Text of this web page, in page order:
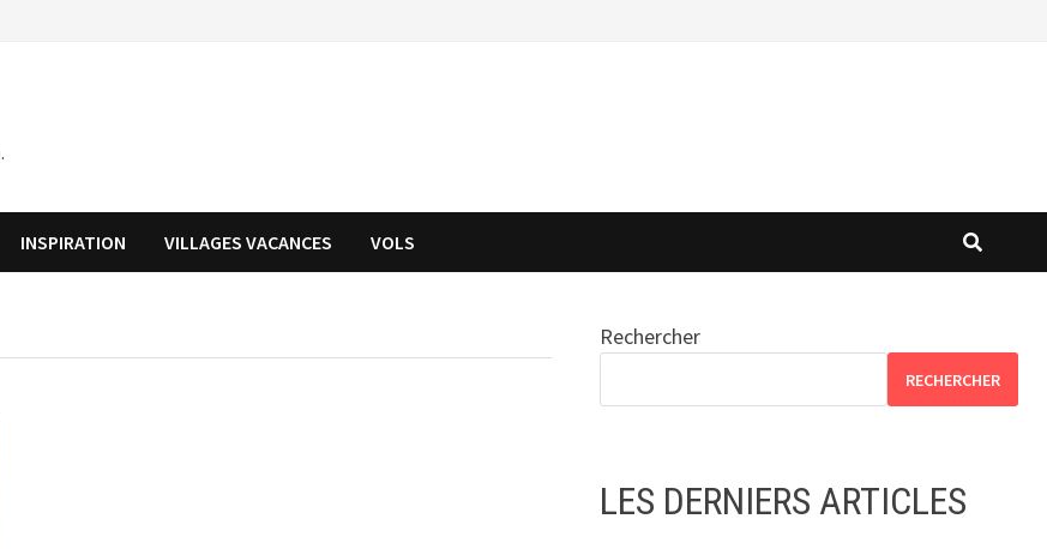
INSPIRATION VILLAGES VACANCES VOLS
Rechercher
RECHERCHER
LES DERNIERS ARTICLES